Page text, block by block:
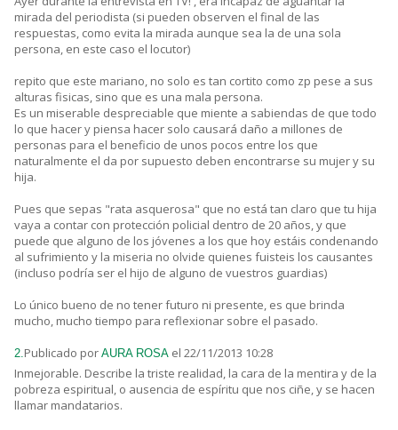
mirada del periodista (si pueden observen el final de las
respuestas, como evita la mirada aunque sea la de una sola
persona, en este caso el locutor)
repito que este mariano, no solo es tan cortito como zp pese a sus
alturas fisicas, sino que es una mala persona.
Es un miserable despreciable que miente a sabiendas de que todo
lo que hacer y piensa hacer solo causará daño a millones de
personas para el beneficio de unos pocos entre los que
naturalmente el da por supuesto deben encontrarse su mujer y su
hija.
Pues que sepas "rata asquerosa" que no está tan claro que tu hija
vaya a contar con protección policial dentro de 20 años, y que
puede que alguno de los jóvenes a los que hoy estáis condenando
al sufrimiento y la miseria no olvide quienes fuisteis los causantes
(incluso podría ser el hijo de alguno de vuestros guardias)
Lo único bueno de no tener futuro ni presente, es que brinda
mucho, mucho tiempo para reflexionar sobre el pasado.
2.Publicado por AURA ROSA el 22/11/2013 10:28
Inmejorable. Describe la triste realidad, la cara de la mentira y de la
pobreza espiritual, o ausencia de espíritu que nos ciñe, y se hacen
llamar mandatarios.